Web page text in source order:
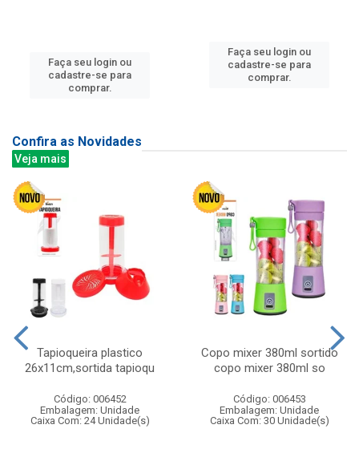
Faça seu login ou
cadastre-se para
comprar.
Faça seu login ou
cadastre-se para
comprar.
Confira as Novidades
Veja mais
Tapioqueira plastico
26x11cm,sortida tapioqu
Código: 006452
Embalagem: Unidade
Caixa Com: 24 Unidade(s)
Copo mixer 380ml sortido
copo mixer 380ml so
Código: 006453
Embalagem: Unidade
Caixa Com: 30 Unidade(s)